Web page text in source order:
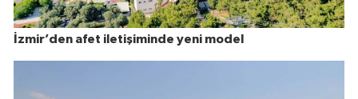
İzmir’den afet iletişiminde yeni model